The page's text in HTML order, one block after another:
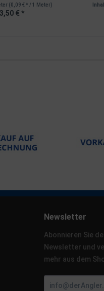
(0,09 € * / 1 Meter)
€ *
Newsletter
Abonnieren Sie
Newsletter und
mehr aus dem